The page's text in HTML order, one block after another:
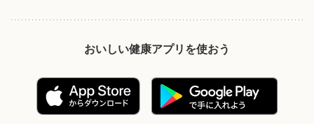
おいしい健康アプリを使おう